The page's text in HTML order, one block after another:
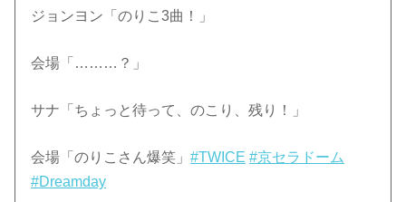
ジョンヨン「のりこ3曲！」
会場「………？」
サナ「ちょっと待って、のこり、残り！」
会場「のりこさん爆笑」#TWICE #京セラドーム
#Dreamday